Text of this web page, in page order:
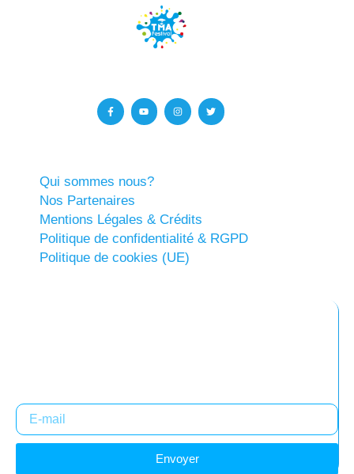
Qui sommes nous?
Nos Partenaires
Mentions Légales & Crédits
Politique de confidentialité & RGPD
Politique de cookies (UE)
Envoyer